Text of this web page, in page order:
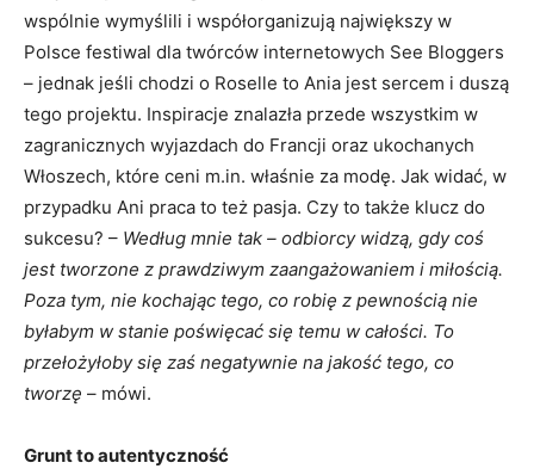
wspólnie wymyślili i współorganizują największy w
Polsce festiwal dla twórców internetowych See Bloggers
– jednak jeśli chodzi o Roselle to Ania jest sercem i duszą
tego projektu. Inspiracje znalazła przede wszystkim w
zagranicznych wyjazdach do Francji oraz ukochanych
Włoszech, które ceni m.in. właśnie za modę. Jak widać, w
przypadku Ani praca to też pasja. Czy to także klucz do
sukcesu? – Według mnie tak – odbiorcy widzą, gdy coś
jest tworzone z prawdziwym zaangażowaniem i miłością.
Poza tym, nie kochając tego, co robię z pewnością nie
byłabym w stanie poświęcać się temu w całości. To
przełożyłoby się zaś negatywnie na jakość tego, co
tworzę – mówi.
Grunt to autentyczność